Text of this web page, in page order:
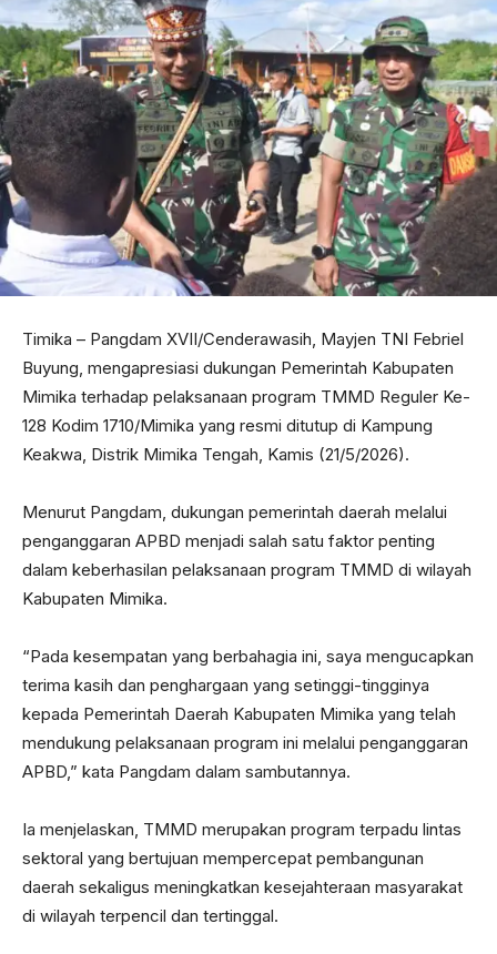
Timika – Pangdam XVII/Cenderawasih, Mayjen TNI Febriel
Buyung, mengapresiasi dukungan Pemerintah Kabupaten
Mimika terhadap pelaksanaan program TMMD Reguler Ke-
128 Kodim 1710/Mimika yang resmi ditutup di Kampung
Keakwa, Distrik Mimika Tengah, Kamis (21/5/2026).
Menurut Pangdam, dukungan pemerintah daerah melalui
penganggaran APBD menjadi salah satu faktor penting
dalam keberhasilan pelaksanaan program TMMD di wilayah
Kabupaten Mimika.
“Pada kesempatan yang berbahagia ini, saya mengucapkan
terima kasih dan penghargaan yang setinggi-tingginya
kepada Pemerintah Daerah Kabupaten Mimika yang telah
mendukung pelaksanaan program ini melalui penganggaran
APBD,” kata Pangdam dalam sambutannya.
Ia menjelaskan, TMMD merupakan program terpadu lintas
sektoral yang bertujuan mempercepat pembangunan
daerah sekaligus meningkatkan kesejahteraan masyarakat
di wilayah terpencil dan tertinggal.